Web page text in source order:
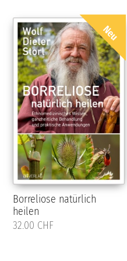
Neu
Borreliose natürlich
heilen
32.00 CHF